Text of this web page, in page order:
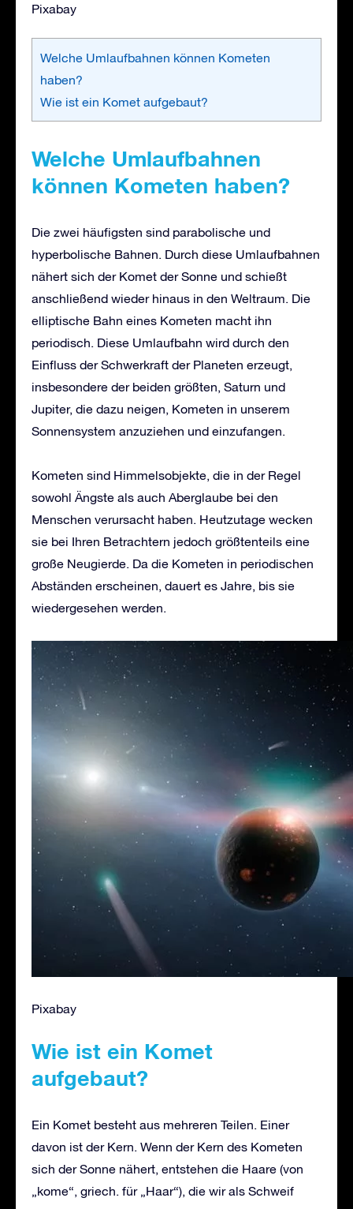
Pixabay
Welche Umlaufbahnen können Kometen
haben?
Wie ist ein Komet aufgebaut?
Welche Umlaufbahnen
können Kometen haben?
Die zwei häufigsten sind parabolische und
hyperbolische Bahnen. Durch diese Umlaufbahnen
nähert sich der Komet der Sonne und schießt
anschließend wieder hinaus in den Weltraum. Die
elliptische Bahn eines Kometen macht ihn
periodisch. Diese Umlaufbahn wird durch den
Einfluss der Schwerkraft der Planeten erzeugt,
insbesondere der beiden größten, Saturn und
Jupiter, die dazu neigen, Kometen in unserem
Sonnensystem anzuziehen und einzufangen.
Kometen sind Himmelsobjekte, die in der Regel
sowohl Ängste als auch Aberglaube bei den
Menschen verursacht haben. Heutzutage wecken
sie bei Ihren Betrachtern jedoch größtenteils eine
große Neugierde. Da die Kometen in periodischen
Abständen erscheinen, dauert es Jahre, bis sie
wiedergesehen werden.
Pixabay
Wie ist ein Komet
aufgebaut?
Ein Komet besteht aus mehreren Teilen. Einer
davon ist der Kern. Wenn der Kern des Kometen
sich der Sonne nähert, entstehen die Haare (von
„kome“, griech. für „Haar“), die wir als Schweif